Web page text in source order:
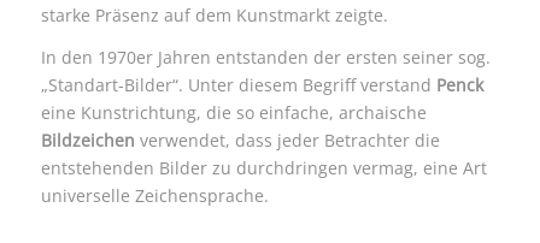
starke Präsenz auf dem Kunstmarkt zeigte.
In den 1970er Jahren entstanden der ersten seiner sog.
„Standart-Bilder“. Unter diesem Begriff verstand Penck
eine Kunstrichtung, die so einfache, archaische
Bildzeichen verwendet, dass jeder Betrachter die
entstehenden Bilder zu durchdringen vermag, eine Art
universelle Zeichensprache.